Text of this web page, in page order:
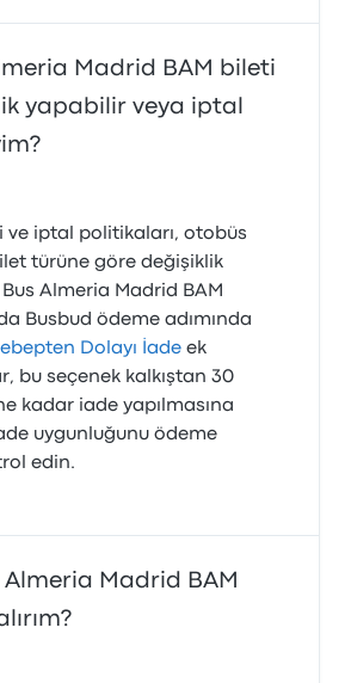
Madrid BAM bileti
yapabilir veya iptal
ve iptal politikaları, otobüs
türüne göre değişiklik
Almeria Madrid BAM
Busbud ödeme adımında
Dolayı İade ek
bu seçenek kalkıştan 30
kadar iade yapılmasına
uygunluğunu ödeme
edin.
Almeria Madrid BAM